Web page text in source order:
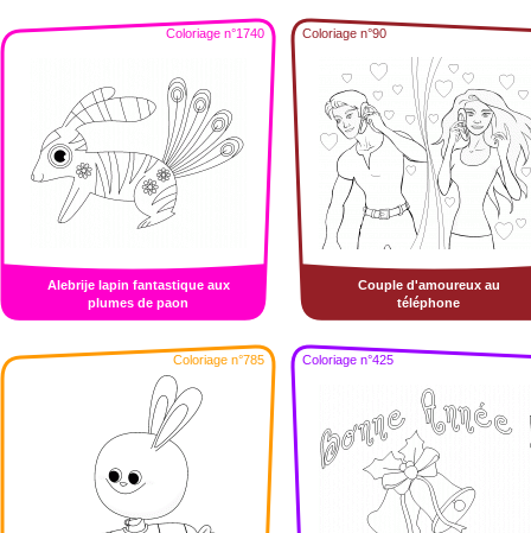
Coloriage n°1740
Alebrije lapin fantastique aux
plumes de paon
Coloriage n°90
Couple d'amoureux au
téléphone
Coloriage n°785 Coloriage n°425